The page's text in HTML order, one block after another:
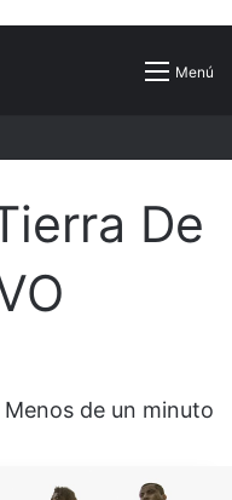
Menú
Buscar
De
Menos de un minuto